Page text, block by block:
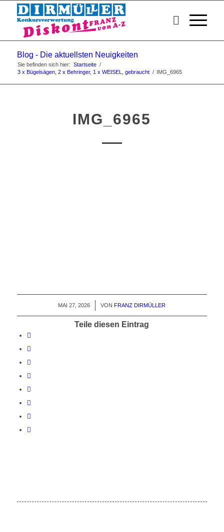
Blog - Die aktuellsten Neuigkeiten
Sie befinden sich hier: Startseite /
3 x Bügelsägen, 2 x Behringer, 1 x WEISEL, gebraucht / IMG_6965
IMG_6965
MAI 27, 2026
/ VONFRANZ DIRMÜLLER
Teile diesen Eintrag